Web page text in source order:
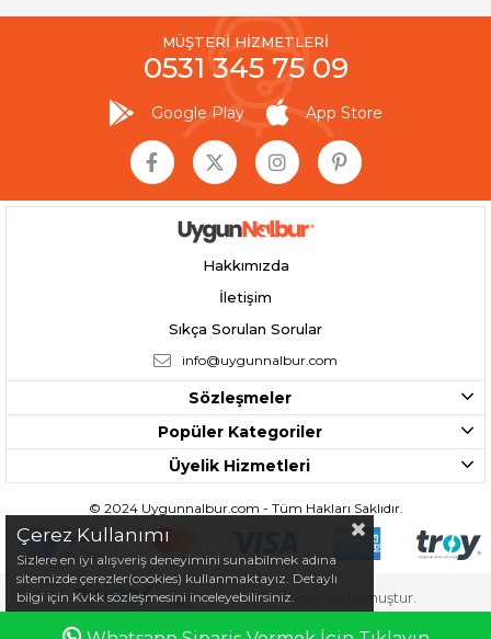
MÜŞTERİ HİZMETLERİ
0531 345 75 09
Google Play App Store
Hakkımızda
İletişim
Sıkça Sorulan Sorular
info@uygunnalbur.com
Sözleşmeler
Popüler Kategoriler
Üyelik Hizmetleri
© 2024 Uygunnalbur.com - Tüm Hakları Saklıdır.
Tarafından Kurulmuştur.
Çerez Kullanımı
Sizlere en iyi alışveriş deneyimini sunabilmek adına
sitemizde çerezler(cookies) kullanmaktayız. Detaylı
bilgi için Kvkk sözleşmesini inceleyebilirsiniz.